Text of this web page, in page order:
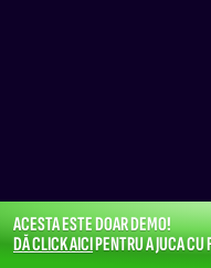
ACESTA ESTE DOAR DEMO!
DĂ CLICK AICIPENTRU A JUCA CU